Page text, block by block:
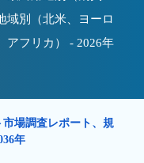
域別（北米、ヨーロ
アフリカ） - 2026年
場調査レポート、規
年